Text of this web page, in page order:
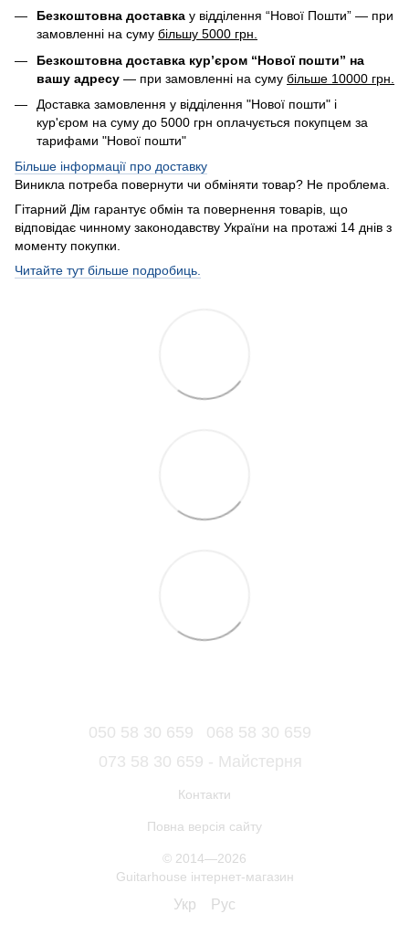
Безкоштовна доставка у відділення “Нової Пошти” — при
замовленні на суму більшу 5000 грн.
Безкоштовна доставка кур’єром “Нової пошти” на
вашу адресу — при замовленні на суму більше 10000 грн.
Доставка замовлення у відділення "Нової пошти" і
кур'єром на суму до 5000 грн оплачується покупцем за
тарифами "Нової пошти"
Більше інформації про доставку
Виникла потреба повернути чи обміняти товар? Не проблема.
Гітарний Дім гарантує обмін та повернення товарів, що
відповідає чинному законодавству України на протажі 14 днів з
моменту покупки.
Читайте тут більше подробиць.
050 58 30 659
068 58 30 659
073 58 30 659 - Майстерня
Контакти
Повна версія сайту
© 2014—2026
Guitarhouse інтернет-магазин
Укр Рус